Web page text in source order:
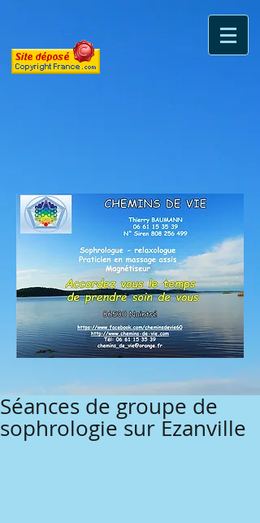
Séances de groupe de
sophrologie sur Ezanville